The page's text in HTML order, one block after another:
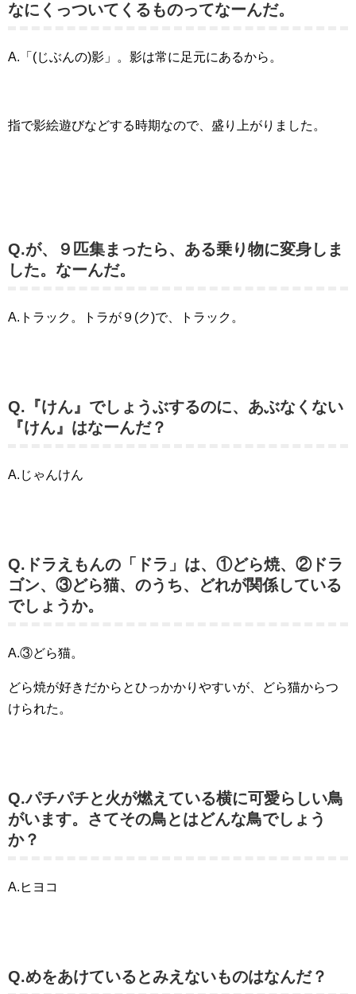
なにくっついてくるものってなーんだ。
A.「(じぶんの)影」。影は常に足元にあるから。
指で影絵遊びなどする時期なので、盛り上がりました。
Q.が、９匹集まったら、ある乗り物に変身しま
した。なーんだ。
A.トラック。トラが９(ク)で、トラック。
Q.『けん』でしょうぶするのに、あぶなくない
『けん』はなーんだ？
A.じゃんけん
Q.ドラえもんの「ドラ」は、①どら焼、②ドラ
ゴン、③どら猫、のうち、どれが関係している
でしょうか。
A.③どら猫。
どら焼が好きだからとひっかかりやすいが、どら猫からつ
けられた。
Q.パチパチと火が燃えている横に可愛らしい鳥
がいます。さてその鳥とはどんな鳥でしょう
か？
A.ヒヨコ
Q.めをあけているとみえないものはなんだ？